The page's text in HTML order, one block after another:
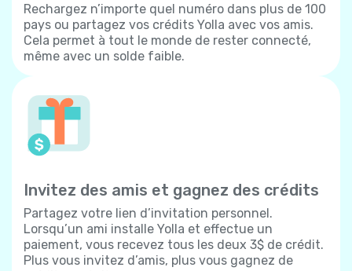
Rechargez n’importe quel numéro dans plus de 100
pays ou partagez vos crédits Yolla avec vos amis.
Cela permet à tout le monde de rester connecté,
même avec un solde faible.
Invitez des amis et gagnez des crédits
Partagez votre lien d’invitation personnel.
Lorsqu’un ami installe Yolla et effectue un
paiement, vous recevez tous les deux 3$ de crédit.
Plus vous invitez d’amis, plus vous gagnez de